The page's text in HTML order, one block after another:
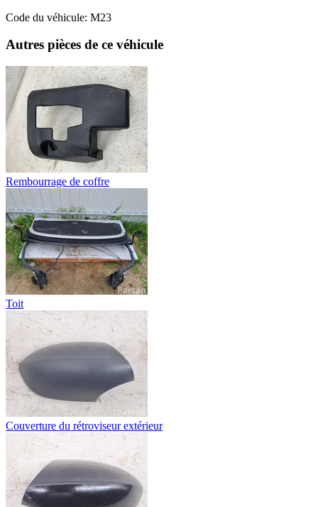
Code du véhicule: M23
Autres pièces de ce véhicule
Rembourrage de coffre
Toit
Couverture du rétroviseur extérieur